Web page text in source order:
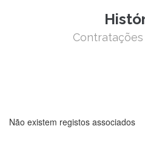
Não existem registos associados